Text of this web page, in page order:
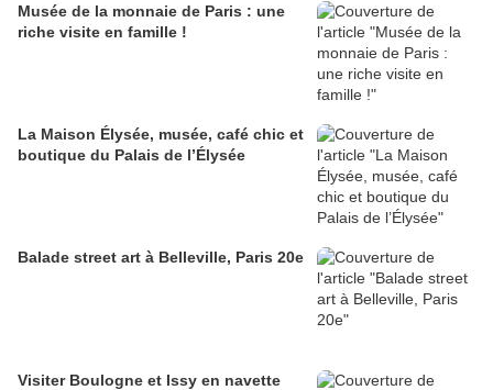
Musée de la monnaie de Paris : une
riche visite en famille !
La Maison Élysée, musée, café chic et
boutique du Palais de l’Élysée
Balade street art à Belleville, Paris 20e
Visiter Boulogne et Issy en navette